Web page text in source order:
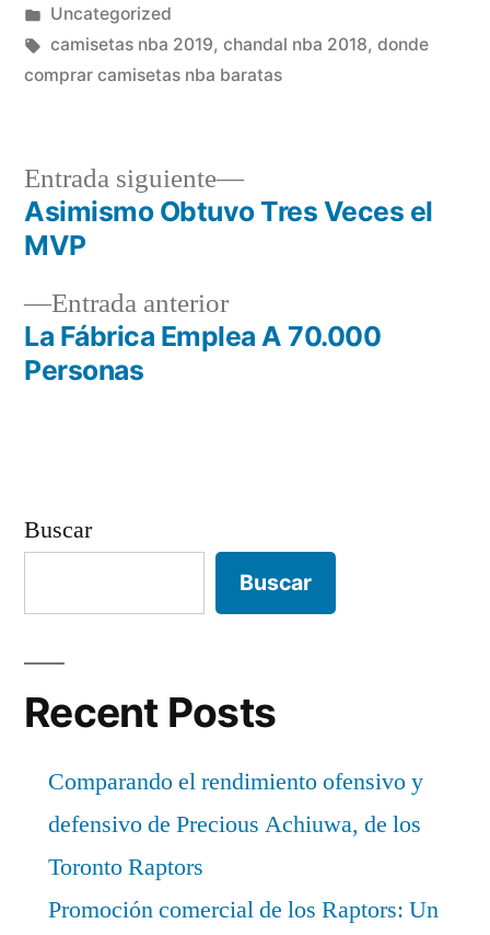
por
Publicado
en
Uncategorized
Etiquetas:
camisetas nba 2019, chandal nba 2018, donde
comprar camisetas nba baratas
Navegación
entradas
Entrada anteriorEntrada
anterior:
La Fábrica Emplea A 70.000
Personas
Entrada siguiente
Entrada
siguiente:
Asimismo Obtuvo Tres Veces el
MVP
Buscar
Buscar
Recent Posts
Comparando el rendimiento ofensivo y
defensivo de Precious Achiuwa, de los
Toronto Raptors
Promoción comercial de los Raptors: Un